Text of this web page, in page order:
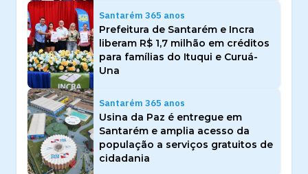
Santarém 365 anos
Prefeitura de Santarém e Incra
liberam R$ 1,7 milhão em créditos
para famílias do Ituqui e Curuá-
Una
Santarém 365 anos
Usina da Paz é entregue em
Santarém e amplia acesso da
população a serviços gratuitos de
cidadania